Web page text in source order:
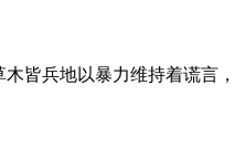
皆兵地以暴力维持着谎言，